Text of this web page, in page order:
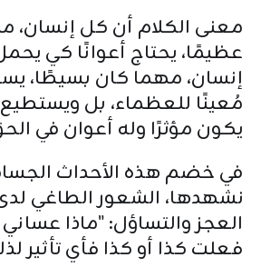
معنى الكلام أن كل إنسان،
عظيمًا، يحتاج أعوانًا كي
إنسان، مهما كان بسيطًا،
مُعينًا للعظماء، بل
يكون مؤثرًا وله أعوان في
في خضم هذه الأحداث
نشهدها، الشعور الطاغي
العجز والتساؤل: "ماذا
فعلت كذا أو كذا فأي تأثير